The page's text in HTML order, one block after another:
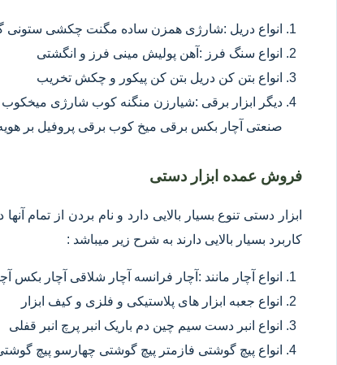
انواع دریل :شارژی همزن ساده مگنت چکشی ستونی
انواع سنگ فرز :آهن پولیش مینی فرز و انگشتی
انواع بتن کن دریل بتن کن پیکور و چکش تخریب
دیگر ابزار برقی :شیارزن منگنه کوب شارژی
صنعتی آچار بکس برقی میخ کوب برقی پروفیل بر
فروش عمده ابزار دستی
ابزار دستی تنوع بسیار بالایی دارد و نام بردن از تمام
کاربرد بسیار بالایی دارند به شرح زیر میباشد :
انواع آچار مانند :آچار فرانسه آچار شلاقی آچار بکس
انواع جعبه ابزار های پلاستیکی و فلزی و کیف ابزار
انواع انبر دست سیم چین دم باریک انبر پرچ انبر قفلی
انواع پیچ گوشتی فازمتر پیچ گوشتی چهارسو پیچ